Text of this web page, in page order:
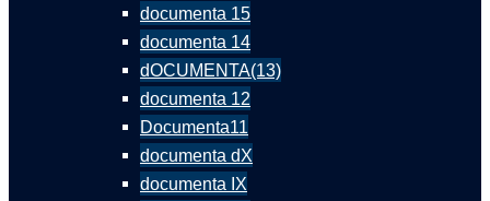
documenta 15
documenta 14
dOCUMENTA(13)
documenta 12
Documenta11
documenta dX
documenta IX